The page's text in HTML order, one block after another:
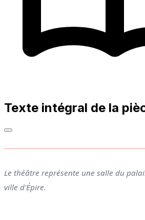
Texte intégral de la
Le théâtre représente une salle du
ville d'Épire.